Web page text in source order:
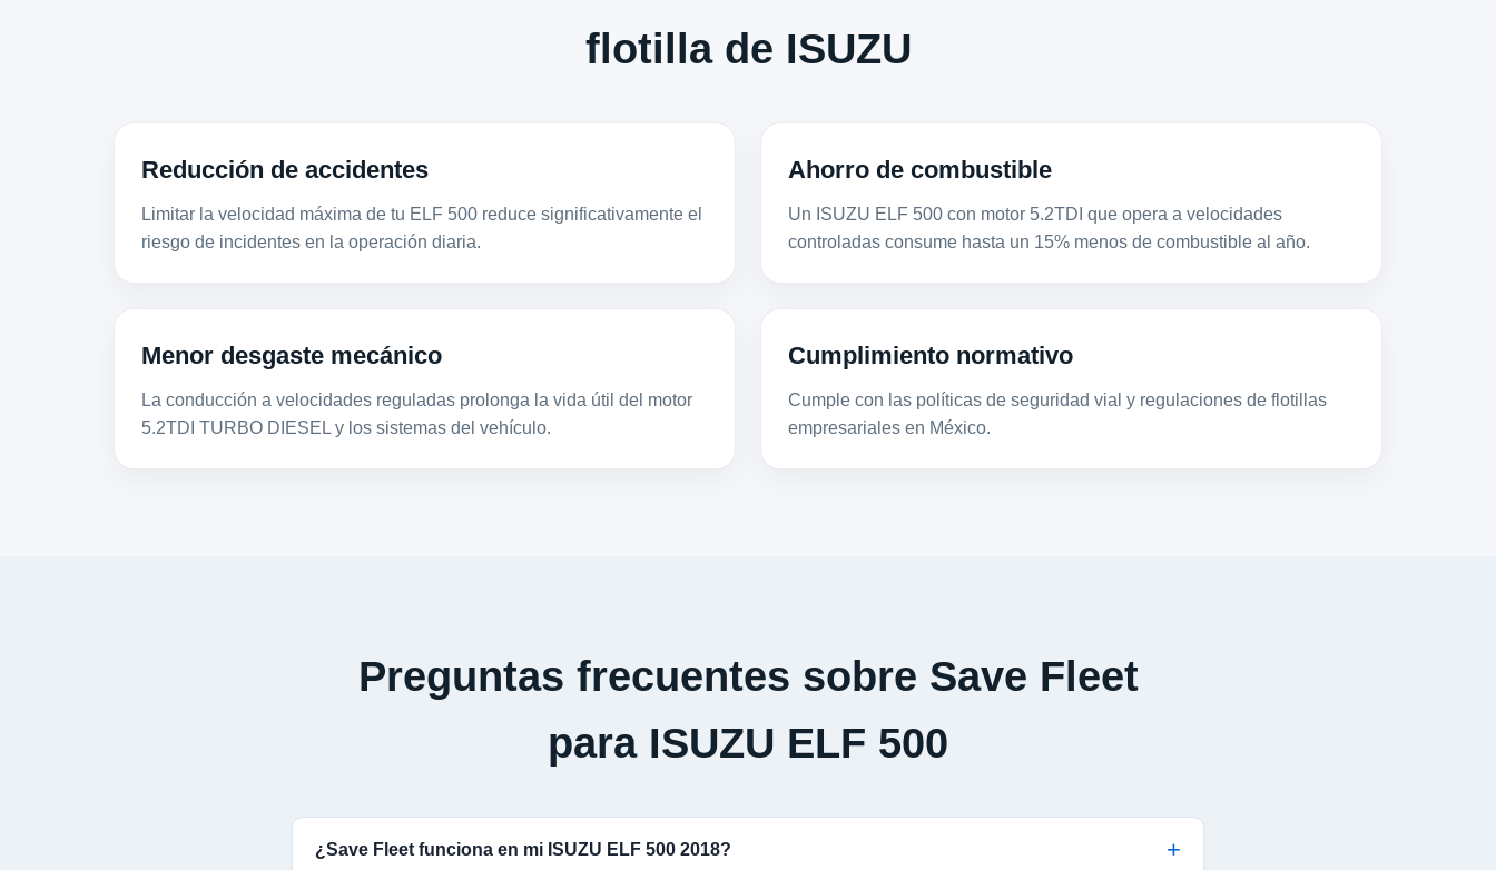
flotilla de ISUZU
Reducción de accidentes
Limitar la velocidad máxima de tu ELF 500 reduce significativamente el
riesgo de incidentes en la operación diaria.
Ahorro de combustible
Un ISUZU ELF 500 con motor 5.2TDI que opera a velocidades
controladas consume hasta un 15% menos de combustible al año.
Menor desgaste mecánico
La conducción a velocidades reguladas prolonga la vida útil del motor
5.2TDI TURBO DIESEL y los sistemas del vehículo.
Cumplimiento normativo
Cumple con las políticas de seguridad vial y regulaciones de flotillas
empresariales en México.
Preguntas frecuentes sobre Save Fleet
para ISUZU ELF 500
¿Save Fleet funciona en mi ISUZU ELF 500 2018?